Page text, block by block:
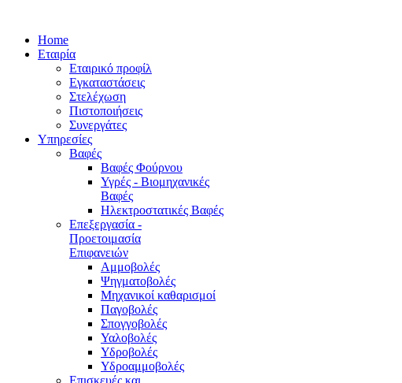
Home
Εταιρία
Εταιρικό προφίλ
Εγκαταστάσεις
Στελέχωση
Πιστοποιήσεις
Συνεργάτες
Υπηρεσίες
Βαφές
Βαφές Φούρνου
Υγρές - Βιομηχανικές
Βαφές
Ηλεκτροστατικές Βαφές
Επεξεργασία -
Προετοιμασία
Επιφανειών
Αμμοβολές
Ψηγματοβολές
Μηχανικοί καθαρισμοί
Παγοβολές
Σπογγοβολές
Υαλοβολές
Υδροβολές
Υδροαμμοβολές
Επισκευές και